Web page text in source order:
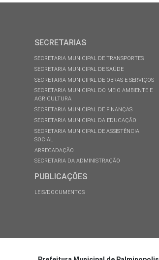
SECRETARIAS
SECRETARIA MUNICIPAL DE TRANSPORTES
SECRETARIA MUNICIPAL DE SAÚDE
SECRETARIA MUNICIPAL DE OBRAS E SERVIÇOS
SECRETARIA MUNICIPAL DO MEIO AMBIENTE E
AGRICULTURA
SECRETARIA MUNICIPAL DE FINANÇAS
SECRETARIA MUNICIPAL DA EDUCAÇÃO
SECRETARIA MUNICIPAL DE ASSISTÊNCIA
SOCIAL
ARRECADAÇÃO
SECRETARIA DA ADMINISTRAÇÃO
PUBLICAÇÕES
LEIS/DOCUMENTOS